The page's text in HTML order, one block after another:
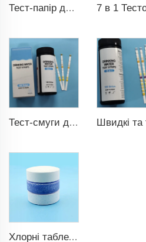
Тест-папір для вимірювання pH pH0-pH14 100 смуг тестування для басейну
Тест-смуги для питної води 9 в 1
Хлорні таблетки TCCA для басейну